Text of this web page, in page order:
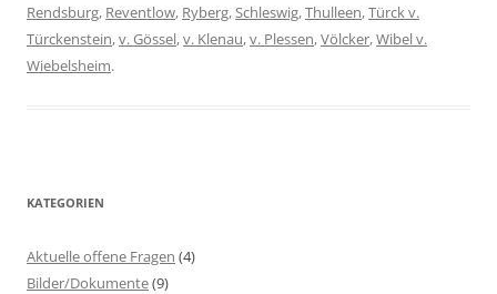
Rendsburg, Reventlow, Ryberg,Schleswig,Thulleen,Türck v.
Türckenstein,v. Gössel,v. Klenau,v. Plessen,Völcker,Wibel v.
Wiebelsheim.
KATEGORIEN
Aktuelle offene Fragen (4)
Bilder/Dokumente(9)